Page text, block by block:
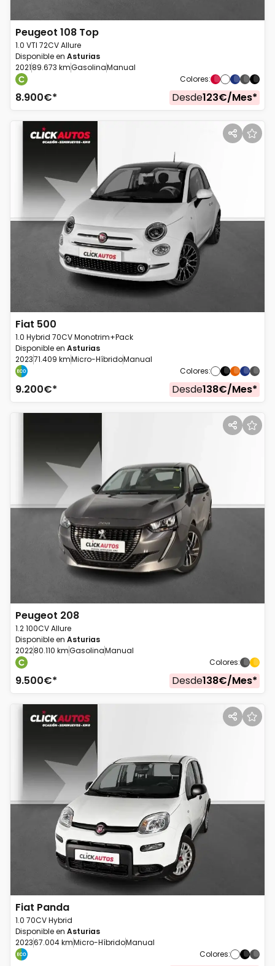
Peugeot 108 Top
1.0 VTI 72CV Allure
Disponible en Asturias
202189.673 kmGasolinaManual
Colores:
8.900€* Desde123€/Mes*
Fiat 500
1.0 Hybrid 70CV Monotrim+Pack
Disponible en Asturias
202371.409 kmMicro-HíbridoManual
Colores:
9.200€* Desde138€/Mes*
Peugeot 208
1.2 100CV Allure
Disponible en Asturias
202280.110 kmGasolinaManual
Colores:
9.500€* Desde138€/Mes*
Fiat Panda
1.0 70CV Hybrid
Disponible en Asturias
202367.004 kmMicro-HíbridoManual
Colores: